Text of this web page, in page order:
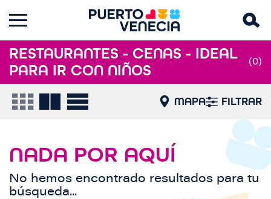
RESTAURANTES - CENAS - IDEAL
PARA IR CON NIÑOS
(0)
MAPA FILTRAR
NADA POR AQUÍ
No hemos encontrado resultados para tu
búsqueda...